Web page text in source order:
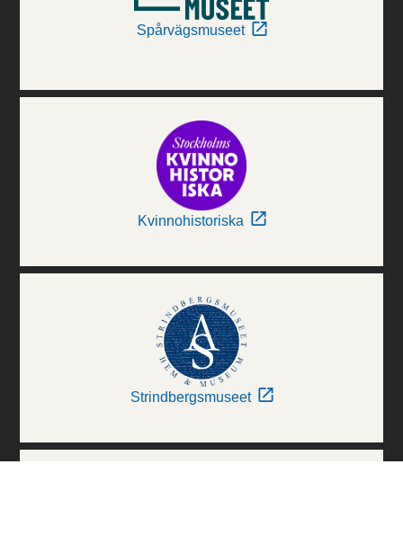
Spårvägsmuseet
Kvinnohistoriska
Strindbergsmuseet